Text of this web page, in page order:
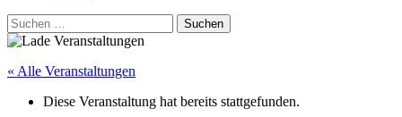
Suchen
nach:
« Alle Veranstaltungen
Diese Veranstaltung hat bereits stattgefunden.